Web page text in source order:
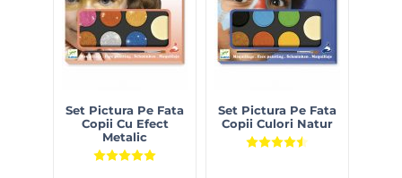
Set Pictura Pe Fata
Copii Cu Efect
Metalic
Set Pictura Pe Fata
Copii Culori Natur
Evaluat la